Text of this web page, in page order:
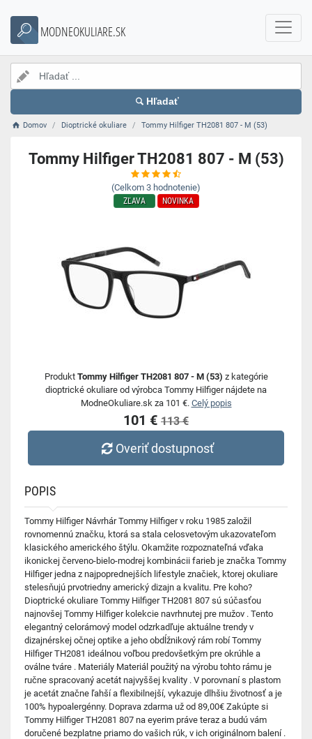
MODNEOKULIARE.SK
Hľadať
Domov Dioptrické okuliare Tommy Hilfiger TH2081 807 - M (53)
Tommy Hilfiger TH2081 807 - M (53)
(Celkom 3 hodnotenie)
ZĽAVA NOVINKA
Produkt Tommy Hilfiger TH2081 807 - M (53) z kategórie
dioptrické okuliare od výrobca Tommy Hilfiger nájdete na
ModneOkuliare.sk za 101 €. Celý popis
101 € 113 €
Overiť dostupnosť
POPIS
Tommy Hilfiger Návrhár Tommy Hilfiger v roku 1985 založil
rovnomennú značku, ktorá sa stala celosvetovým ukazovateľom
klasického amerického štýlu. Okamžite rozpoznateľná vďaka
ikonickej červeno-bielo-modrej kombinácii farieb je značka Tommy
Hilfiger jedna z najpoprednejších lifestyle značiek, ktorej okuliare
stelesňujú prvotriedny americký dizajn a kvalitu. Pre koho?
Dioptrické okuliare Tommy Hilfiger TH2081 807 sú súčasťou
najnovšej Tommy Hilfiger kolekcie navrhnutej pre mužov . Tento
elegantný celorámový model odzrkadľuje aktuálne trendy v
dizajnérskej očnej optike a jeho obdĺžnikový rám robí Tommy
Hilfiger TH2081 ideálnou voľbou predovšetkým pre okrúhle a
oválne tváre . Materiály Materiál použitý na výrobu tohto rámu je
ručne spracovaný acetát najvyššej kvality . V porovnaní s plastom
je acetát značne ľahší a flexibilnejší, vykazuje dlhšiu životnosť a je
100% hypoalergénny. Doprava zdarma už od 89,00€ Zakúpte si
Tommy Hilfiger TH2081 807 na eyerim práve teraz a budú vám
doručené bezplatne priamo do vašich rúk, v ich originálnom balení .